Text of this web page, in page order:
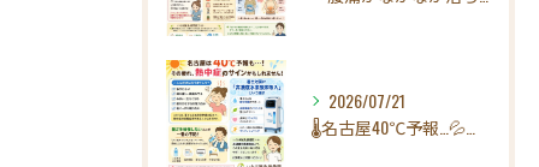
2026/07/21